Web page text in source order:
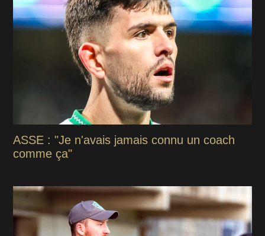
ASSE : "Je n'avais jamais connu un coach
comme ça"